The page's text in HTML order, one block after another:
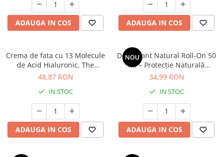
ADAUGA IN COS ADAUGA IN COS
Crema de fata cu 13 Molecule
de Acid Hialuronic, The
Essential by Ariul, 100ml
48,87 RON
IN STOC
ADAUGA IN COS
NOU
Deodorant Natural Roll-On 50
ml – Protecție Naturală
Împotriva Mirosurilor, Fără
34,99 RON
IN STOC
ADAUGA IN COS